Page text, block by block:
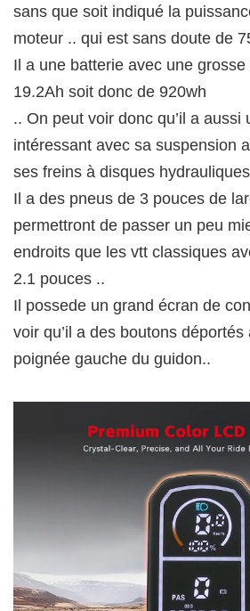
sans que soit indiqué la
moteur .. qui est sans doute de
Il a une batterie avec une
19.2Ah soit donc de 920wh
.. On peut voir donc qu’il a aussi
intéressant avec sa suspension
ses freins à disques
Il a des pneus de 3 pouces de
permettront de passer un peu
endroits que les vtt classiques
2.1 pouces ..
Il possede un grand écran de
voir qu’il a des boutons
poignée gauche du guidon..